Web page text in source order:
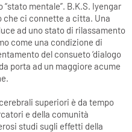
mentale”. B.K.S. Iyengar
che ci connette a citta. Una
ad uno stato di rilassamento
come una condizione di
del consueto ‘dialogo
porta ad un maggiore acume
superiori è da tempo
e della comunità
studi sugli effetti della